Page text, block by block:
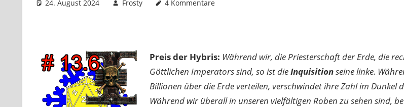
24. August 2024 Frosty 4 Kommentare
Preis der Hybris: Während wir, die Priesterschaft der Erde, die
Göttlichen Imperators sind, so ist dieInquisitionseine linke.
Billionen über die Erde verteilen, verschwindet ihre Zahl im Dunkel
Während wir überall in unseren vielfältigen Roben zu sehen sind,